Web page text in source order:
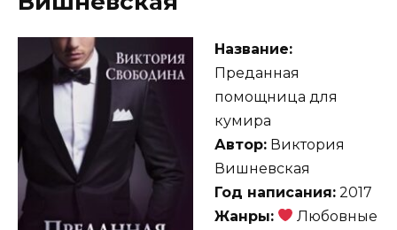
Название:
Преданная
помощница для
кумира
Автор: Виктория
Вишневская
Год написания: 2017
Жанры:
Любовные